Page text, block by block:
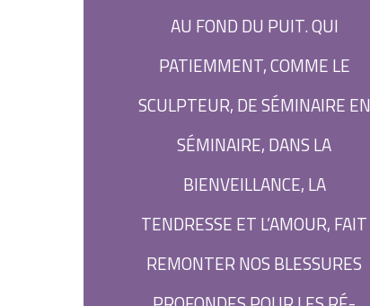
AU FOND DU PUIT. QUI
PATIEMMENT, COMME LE
SCULPTEUR, DE SÉMINAIRE EN
SÉMINAIRE, DANS LA
BIENVEILLANCE, LA
TENDRESSE ET L’AMOUR, FAIT
REMONTER NOS BLESSURES